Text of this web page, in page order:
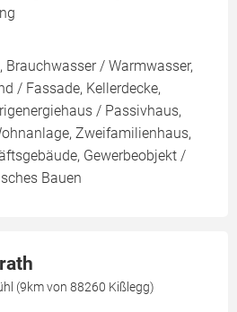
Brauchwasser / Warmwasser,
/ Fassade, Kellerdecke,
/ Passivhaus,
Zweifamilienhaus,
Gewerbeobjekt /
Bauen
(9km von 88260 Kißlegg)